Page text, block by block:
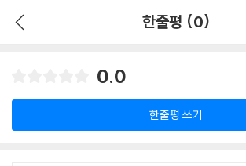
한줄평 (0)
0.0
한줄평 쓰기